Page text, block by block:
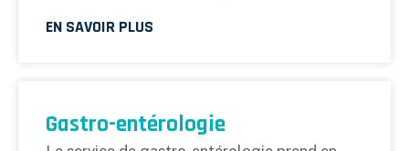
EN SAVOIR PLUS
Gastro-entérologie